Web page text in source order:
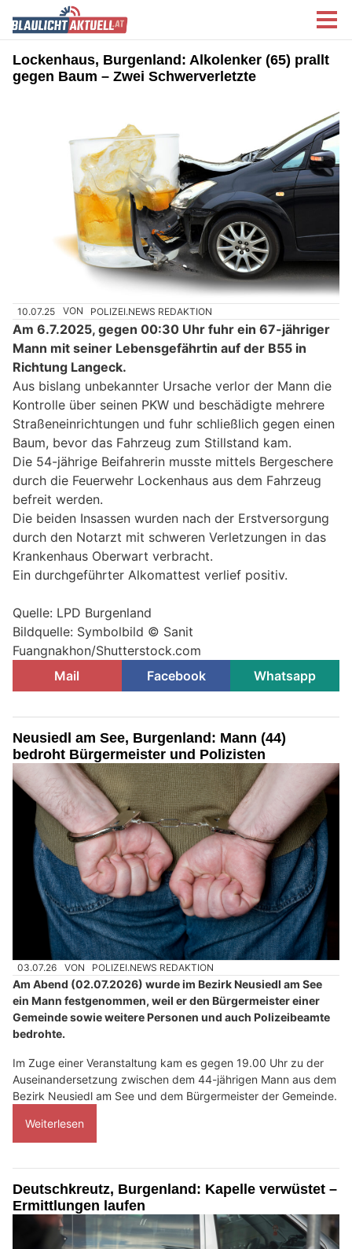
Lockenhaus, Burgenland: Alkolenker (65) prallt
gegen Baum – Zwei Schwerverletzte
10.07.25 VON POLIZEI.NEWS REDAKTION
Am 6.7.2025, gegen 00:30 Uhr fuhr ein 67-jähriger
Mann mit seiner Lebensgefährtin auf der B55 in
Richtung Langeck.
Aus bislang unbekannter Ursache verlor der Mann die
Kontrolle über seinen PKW und beschädigte mehrere
Straßeneinrichtungen und fuhr schließlich gegen einen
Baum, bevor das Fahrzeug zum Stillstand kam.
Die 54-jährige Beifahrerin musste mittels Bergeschere
durch die Feuerwehr Lockenhaus aus dem Fahrzeug
befreit werden.
Die beiden Insassen wurden nach der Erstversorgung
durch den Notarzt mit schweren Verletzungen in das
Krankenhaus Oberwart verbracht.
Ein durchgeführter Alkomattest verlief positiv.
Quelle: LPD Burgenland
Bildquelle: Symbolbild © Sanit
Fuangnakhon/Shutterstock.com
Mail
Facebook Whatsapp
Neusiedl am See, Burgenland: Mann (44)
bedroht Bürgermeister und Polizisten
03.07.26 VON POLIZEI.NEWS REDAKTION
Am Abend (02.07.2026) wurde im Bezirk Neusiedl am See
ein Mann festgenommen, weil er den Bürgermeister einer
Gemeinde sowie weitere Personen und auch Polizeibeamte
bedrohte.
Im Zuge einer Veranstaltung kam es gegen 19.00 Uhr zu der
Auseinandersetzung zwischen dem 44-jährigen Mann aus dem
Bezirk Neusiedl am See und dem Bürgermeister der Gemeinde.
Weiterlesen
Deutschkreutz, Burgenland: Kapelle verwüstet –
Ermittlungen laufen